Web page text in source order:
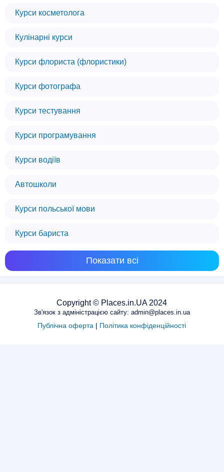
Курси косметолога
Кулінарні курси
Курси флориста (флористики)
Курси фотографа
Курси тестування
Курси програмування
Курси водіїв
Автошколи
Курси польської мови
Курси бариста
Показати всі
Copyright © Places.in.UA 2024
Зв'язок з адміністрацією сайту: admin@places.in.ua
Публічна оферта | Політика конфіденційності